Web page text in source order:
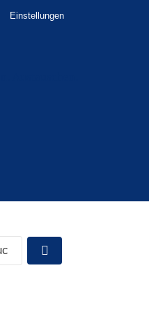
Einstellungen